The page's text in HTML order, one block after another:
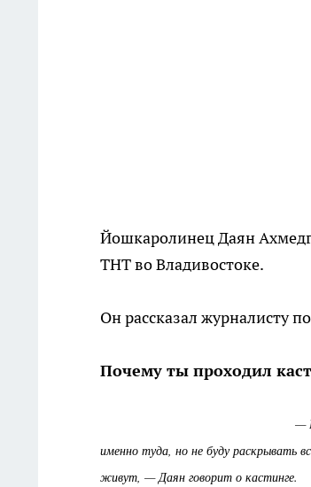
Йошкаролинец Даян
ТНТ во Владивостоке.
Он рассказал журналисту
Почему ты проходил
—
именно туда, но не буду раскрывать
живут, — Даян говорит о кастинге.